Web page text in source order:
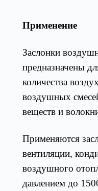
Применение
Заслонки
предназначены
количества
воздушных
веществ и
Применяются
вентиляции,
воздушного
давлением до